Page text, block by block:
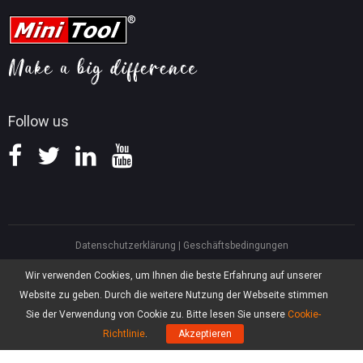
Wir verwenden Cookies, um Ihnen die beste Erfahrung auf unserer
Website zu geben. Durch die weitere Nutzung der Webseite stimmen
Sie der Verwendung von Cookie zu. Bitte lesen Sie unsere Cookie-
Richtlinie. Akzeptieren
Follow us
Tipps für Videokonvertierung
Tipps für Bildschirmaufnahmen
Wissensdatenbank
Hilfe
Datenschutzerklärung
Geschäftsbedingungen
North America, Canada, Unit 170 - 422, Richards Street, Vancouver, British
Asia, Hong Kong, Suite 820,8/F., Ocean Centre, Harbour City, 5 Canton Road,
Tsim Sha Tsui, Kowloon
MiniTool Software Limited, Alle Rechte vorbehalten.